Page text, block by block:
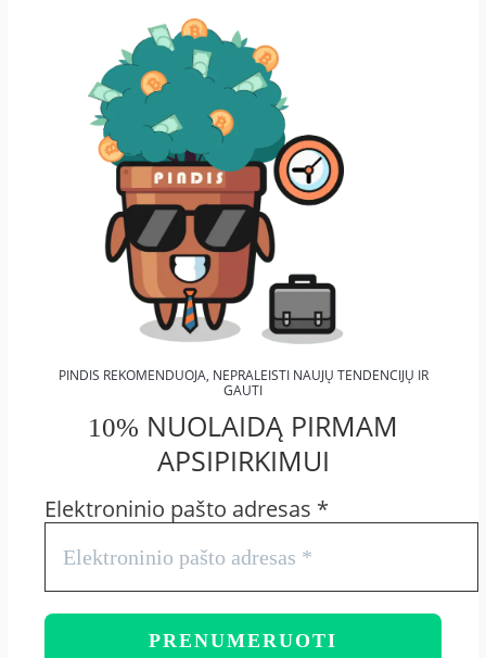
PINDIS REKOMENDUOJA, NEPRALEISTI NAUJŲ TENDENCIJŲ IR
GAUTI
10% NUOLAIDĄ PIRMAM
APSIPIRKIMUI
Elektroninio pašto adresas *